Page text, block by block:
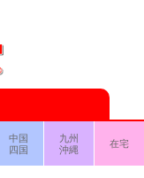
中国
四国
九州
沖縄
在宅